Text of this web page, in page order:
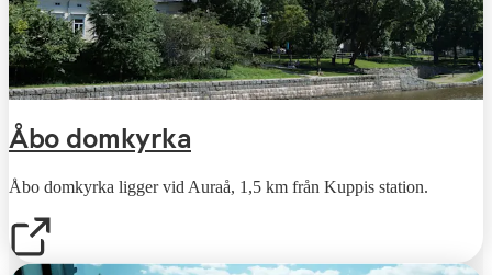
Åbo domkyrka
Åbo domkyrka ligger vid Auraå, 1,5 km från Kuppis station.